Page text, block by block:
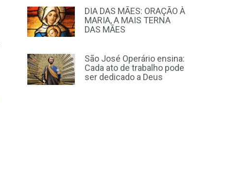
DIA DAS MÃES: ORAÇÃO À
MARIA, A MAIS TERNA
DAS MÃES
São José Operário ensina:
Cada ato de trabalho pode
ser dedicado a Deus